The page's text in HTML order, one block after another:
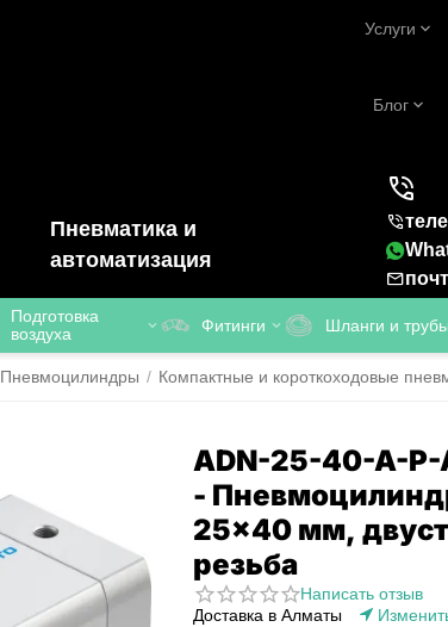
Услуги
Блог
Пневматика и
автоматизация
Подготовка
воздуха
Фитинги Шланги и трубы
Пневмоцилиндры / Компактные и короткоходовые
ADN-25-40-A-P-
-
25x40 мм,
резьба
Написать отзыв
Доставка в Алматы